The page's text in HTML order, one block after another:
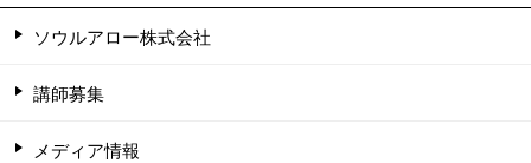
ソウルアロー株式会社
講師募集
メディア情報